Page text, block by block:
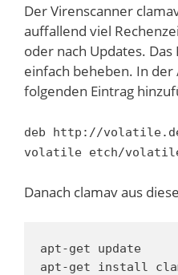
Der Virenscanner
auffallend viel
oder nach Updates.
einfach beheben. In
folgenden Eintrag
deb http://
volatile etch/
Danach clamav aus
apt-get update
apt-get install